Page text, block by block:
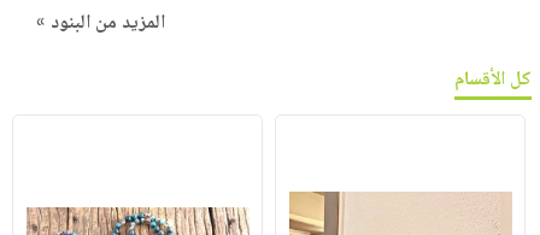
المزيد من البنود »
كل الأقسام